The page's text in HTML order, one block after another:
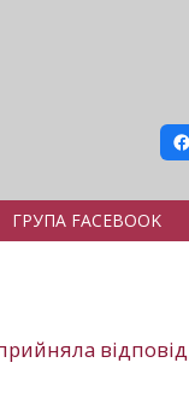
ГРУПА FACEBOOK